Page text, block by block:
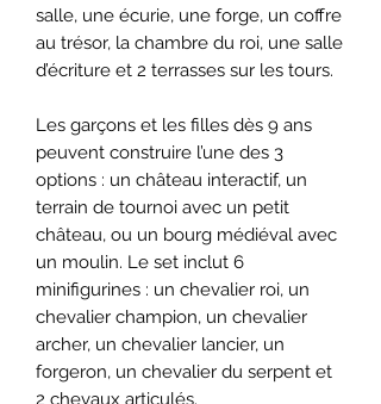
salle, une écurie, une forge, un coffre
au trésor, la chambre du roi, une salle
d’écriture et 2 terrasses sur les tours.
Les garçons et les filles dès 9 ans
peuvent construire l’une des 3
options : un château interactif, un
terrain de tournoi avec un petit
château, ou un bourg médiéval avec
un moulin. Le set inclut 6
minifigurines : un chevalier roi, un
chevalier champion, un chevalier
archer, un chevalier lancier, un
forgeron, un chevalier du serpent et
2 chevaux articulés.